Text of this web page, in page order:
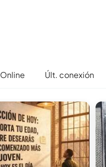
Online Últ. conexión